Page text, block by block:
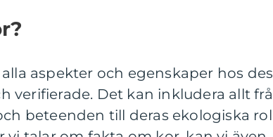
aspekter och egenskaper hos
verifierade. Det kan inkludera allt
beteenden till deras ekologiska